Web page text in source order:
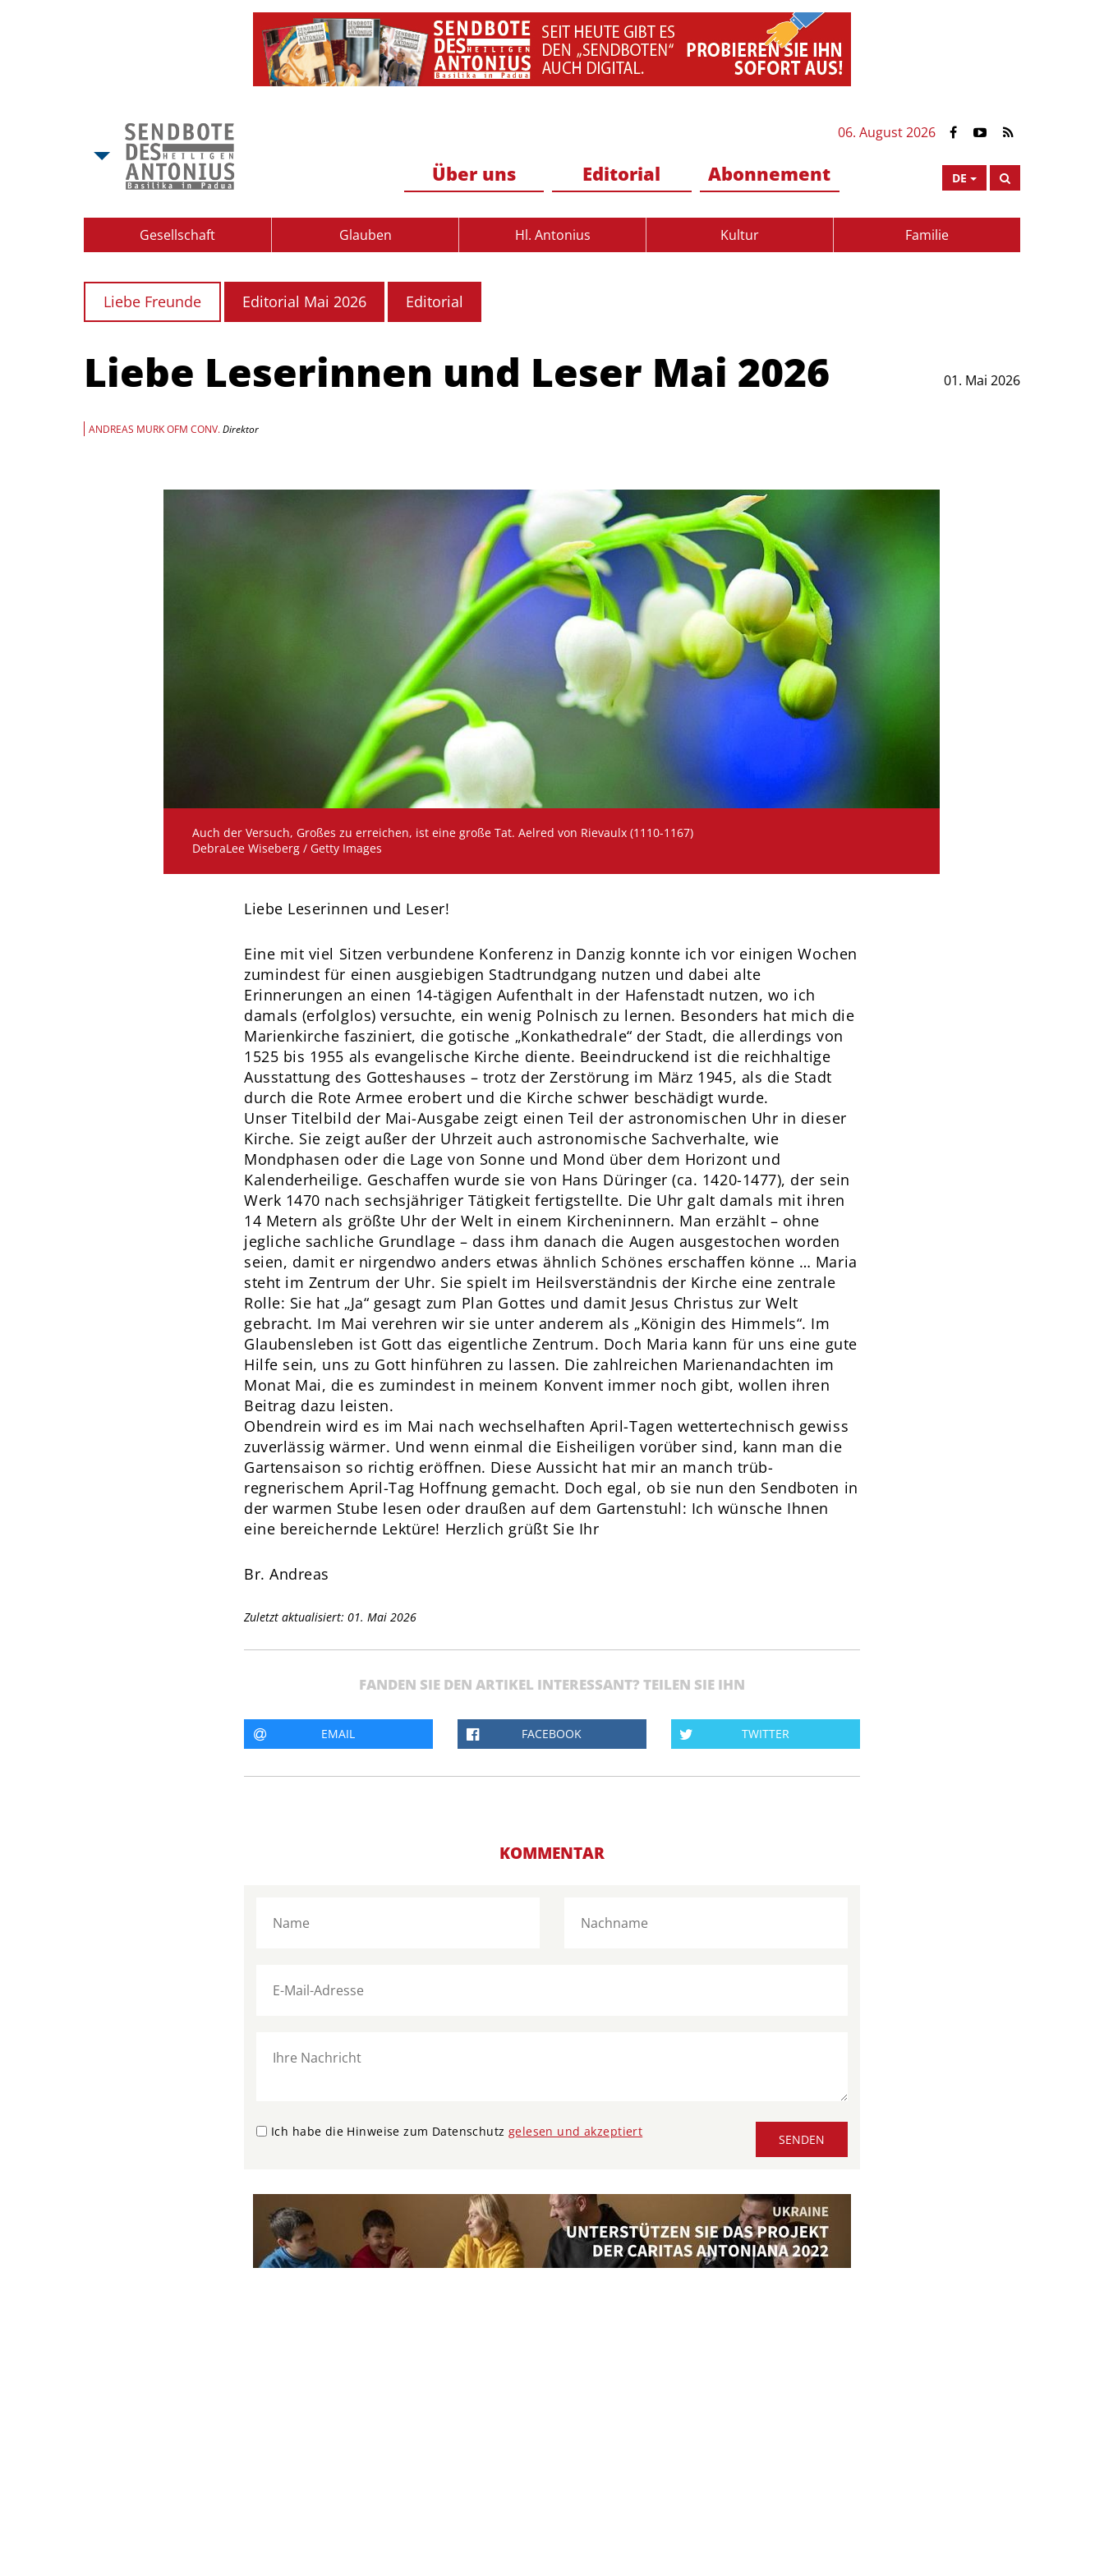
06. August 2026
DE
Über uns Editorial Abonnement
Gesellschaft Glauben Hl. Antonius Kultur Familie
Liebe Freunde Editorial Mai 2026 Editorial
01. Mai 2026
Liebe Leserinnen und Leser Mai 2026
ANDREAS MURK OFM CONV.Direktor
Auch der Versuch, Großes zu erreichen, ist eine große Tat. Aelred von Rievaulx (1110-1167)
DebraLee Wiseberg / Getty Images
Liebe Leserinnen und Leser!
Eine mit viel Sitzen verbundene Konferenz in Danzig konnte ich vor einigen Wochen
zumindest für einen ausgiebigen Stadtrundgang nutzen und dabei alte
Erinnerungen an einen 14-tägigen Aufenthalt in der Hafenstadt nutzen, wo ich
damals (erfolglos) versuchte, ein wenig Polnisch zu lernen. Besonders hat mich die
Marienkirche fasziniert, die gotische „Konkathedrale“ der Stadt, die allerdings von
1525 bis 1955 als evangelische Kirche diente. Beeindruckend ist die reichhaltige
Ausstattung des Gotteshauses – trotz der Zerstörung im März 1945, als die Stadt
durch die Rote Armee erobert und die Kirche schwer beschädigt wurde.
Unser Titelbild der Mai-Ausgabe zeigt einen Teil der astronomischen Uhr in dieser
Kirche. Sie zeigt außer der Uhrzeit auch astronomische Sachverhalte, wie
Mondphasen oder die Lage von Sonne und Mond über dem Horizont und
Kalenderheilige. Geschaffen wurde sie von Hans Düringer (ca. 1420-1477), der sein
Werk 1470 nach sechsjähriger Tätigkeit fertigstellte. Die Uhr galt damals mit ihren
14 Metern als größte Uhr der Welt in einem Kircheninnern. Man erzählt – ohne
jegliche sachliche Grundlage – dass ihm danach die Augen ausgestochen worden
seien, damit er nirgendwo anders etwas ähnlich Schönes erschaffen könne … Maria
steht im Zentrum der Uhr. Sie spielt im Heilsverständnis der Kirche eine zentrale
Rolle: Sie hat „Ja“ gesagt zum Plan Gottes und damit Jesus Christus zur Welt
gebracht. Im Mai verehren wir sie unter anderem als „Königin des Himmels“. Im
Glaubensleben ist Gott das eigentliche Zentrum. Doch Maria kann für uns eine gute
Hilfe sein, uns zu Gott hinführen zu lassen. Die zahlreichen Marienandachten im
Monat Mai, die es zumindest in meinem Konvent immer noch gibt, wollen ihren
Beitrag dazu leisten.
Obendrein wird es im Mai nach wechselhaften April-Tagen wettertechnisch gewiss
zuverlässig wärmer. Und wenn einmal die Eisheiligen vorüber sind, kann man die
Gartensaison so richtig eröffnen. Diese Aussicht hat mir an manch trüb-
regnerischem April-Tag Hoffnung gemacht. Doch egal, ob sie nun den Sendboten in
der warmen Stube lesen oder draußen auf dem Gartenstuhl: Ich wünsche Ihnen
eine bereichernde Lektüre! Herzlich grüßt Sie Ihr
Br. Andreas
Zuletzt aktualisiert: 01. Mai 2026
FANDEN SIE DEN ARTIKEL INTERESSANT? TEILEN SIE IHN
EMAIL FACEBOOK TWITTER
KOMMENTAR
SENDEN
Ich habe die Hinweise zum Datenschutz gelesen und akzeptiert